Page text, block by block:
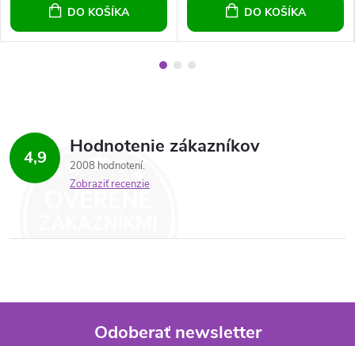
DO KOŠÍKA DO KOŠÍKA
4,9 Hodnotenie zákazníkov
2008 hodnotení
Zobraziť recenzie
Odoberať newsletter